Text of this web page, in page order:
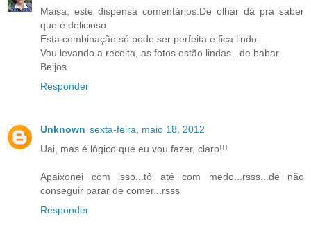
Maisa, este dispensa comentários.De olhar dá pra saber
que é delicioso.
Esta combinação só pode ser perfeita e fica lindo.
Vou levando a receita, as fotos estão lindas...de babar.
Beijos
Responder
Unknown sexta-feira, maio 18, 2012
Uai, mas é lógico que eu vou fazer, claro!!!
Apaixonei com isso...tô até com medo...rsss...de não
conseguir parar de comer...rsss
Responder